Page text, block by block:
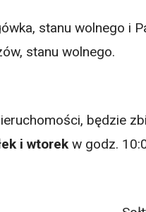
stanu wolnego i
stanu wolnego.
będzie
i wtorekw godz.